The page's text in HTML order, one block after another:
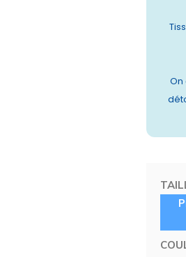
On